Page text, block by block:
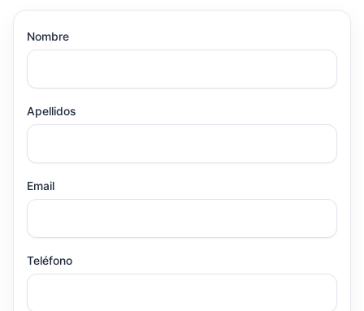
Nombre
Apellidos
Email
Teléfono